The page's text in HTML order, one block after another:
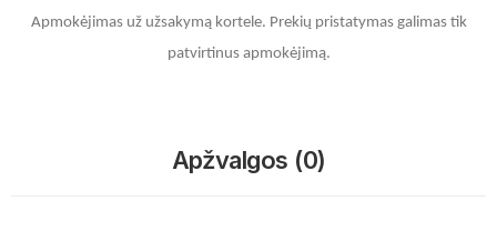
Apmokėjimas už užsakymą kortele. Prekių pristatymas galimas tik
patvirtinus apmokėjimą.
Apžvalgos (0)